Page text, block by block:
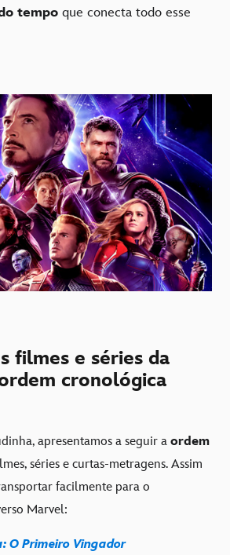
tempo que conecta todo esse
filmes e séries da
cronológica
apresentamos a seguir a ordem
séries e curtas-metragens. Assim
facilmente para o
Marvel:
O Primeiro Vingador